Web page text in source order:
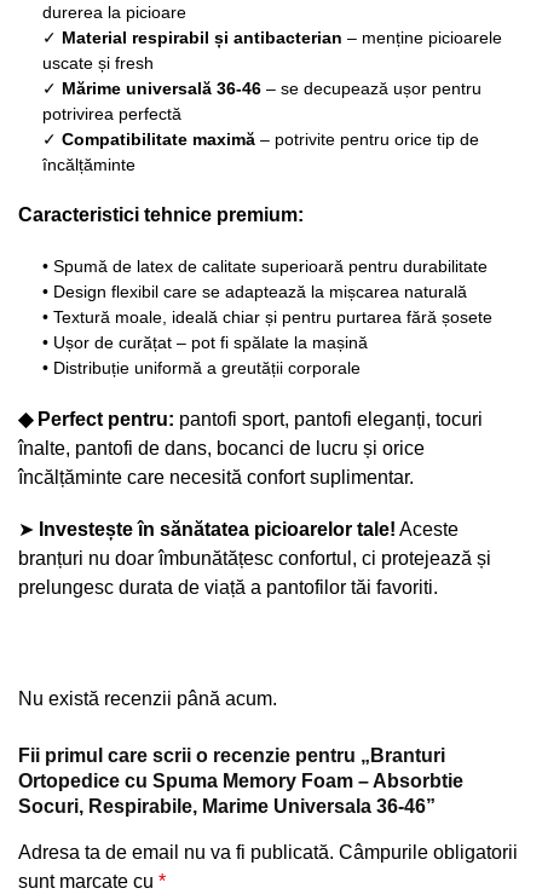
durerea la picioare
✓ Material respirabil și antibacterian – menține picioarele
uscate și fresh
✓ Mărime universală 36-46 – se decupează ușor pentru
potrivirea perfectă
✓ Compatibilitate maximă – potrivite pentru orice tip de
încălțăminte
Caracteristici tehnice premium:
• Spumă de latex de calitate superioară pentru durabilitate
• Design flexibil care se adaptează la mișcarea naturală
• Textură moale, ideală chiar și pentru purtarea fără șosete
• Ușor de curățat – pot fi spălate la mașină
• Distribuție uniformă a greutății corporale
◆ Perfect pentru: pantofi sport, pantofi eleganți, tocuri
înalte, pantofi de dans, bocanci de lucru și orice
încălțăminte care necesită confort suplimentar.
➤ Investește în sănătatea picioarelor tale! Aceste
branțuri nu doar îmbunătățesc confortul, ci protejează și
prelungesc durata de viață a pantofilor tăi favoriti.
Nu există recenzii până acum.
Fii primul care scrii o recenzie pentru „Branturi
Ortopedice cu Spuma Memory Foam – Absorbtie
Socuri, Respirabile, Marime Universala 36-46”
Adresa ta de email nu va fi publicată. Câmpurile obligatorii
sunt marcate cu *